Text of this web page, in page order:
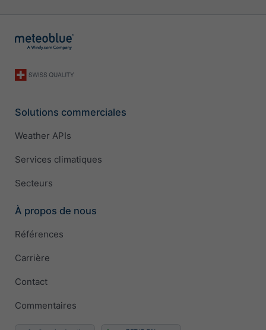
Solutions commerciales
Weather APIs
Services climatiques
Secteurs
À propos de nous
Références
Carrière
Contact
Commentaires